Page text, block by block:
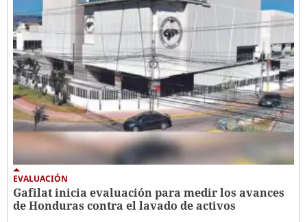
EVALUACIÓN
Gafilat inicia evaluación para medir los avances
de Honduras contra el lavado de activos